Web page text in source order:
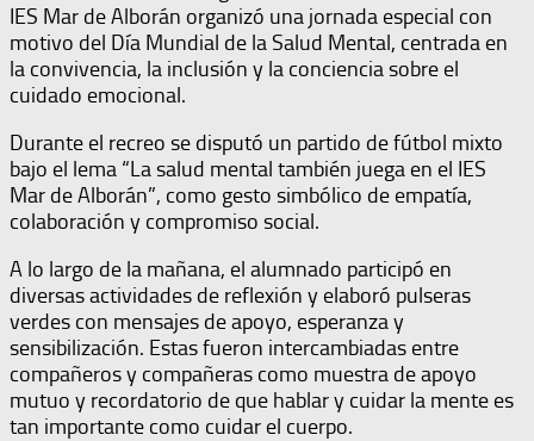
IES Mar de Alborán organizó una jornada especial con
motivo del Día Mundial de la Salud Mental, centrada en
la convivencia, la inclusión y la conciencia sobre el
cuidado emocional.
Durante el recreo se disputó un partido de fútbol mixto
bajo el lema “La salud mental también juega en el IES
Mar de Alborán”, como gesto simbólico de empatía,
colaboración y compromiso social.
A lo largo de la mañana, el alumnado participó en
diversas actividades de reflexión y elaboró pulseras
verdes con mensajes de apoyo, esperanza y
sensibilización. Estas fueron intercambiadas entre
compañeros y compañeras como muestra de apoyo
mutuo y recordatorio de que hablar y cuidar la mente es
tan importante como cuidar el cuerpo.